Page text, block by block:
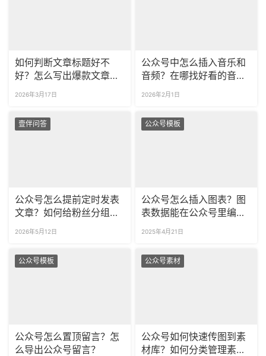
如何判断文章标题好不
好？怎么写出爆款文章标
2026年3月17日
公众号中怎么插入音乐和
音频？在哪找好看的音乐
2026年2月1日
壹伴问答
公众号怎么提前定时发表
文章？如何给粉丝分组推
2026年5月12日
公众号模板
公众号怎么插入图表？图
表数据能在公众号里编辑
2025年4月21日
公众号模板
公众号怎么置顶留言？怎
么导出公众号留言？
公众号素材
公众号如何快速传图到素
材库？如何分类管理素材